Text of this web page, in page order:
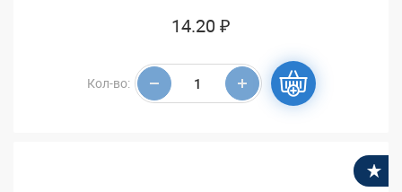
14.20 ₽
Кол-во: